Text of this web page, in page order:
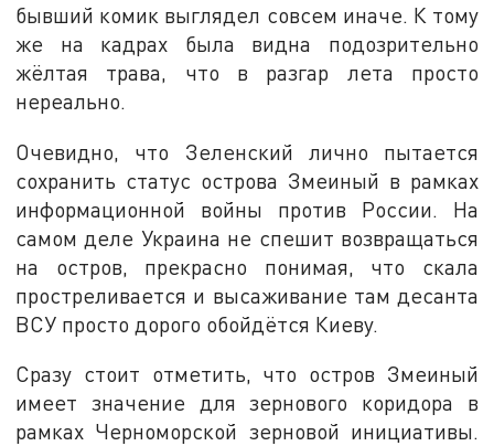
бывший комик выглядел совсем иначе. К тому
же на кадрах была видна подозрительно
жёлтая трава, что в разгар лета просто
нереально.
Очевидно, что Зеленский лично пытается
сохранить статус острова Змеиный в рамках
информационной войны против России. На
самом деле Украина не спешит возвращаться
на остров, прекрасно понимая, что скала
простреливается и высаживание там десанта
ВСУ просто дорого обойдётся Киеву.
Сразу стоит отметить, что остров Змеиный
имеет значение для зернового коридора в
рамках Черноморской зерновой инициативы.